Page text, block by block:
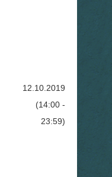
12.10.2019
(14:00 -
23:59)